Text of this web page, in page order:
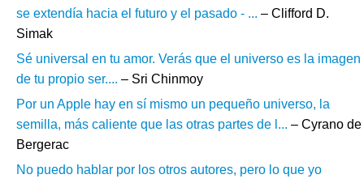
se extendía hacia el futuro y el pasado - ... – Clifford D.
Simak
Sé universal en tu amor. Verás que el universo es la imagen
de tu propio ser.... – Sri Chinmoy
Por un Apple hay en sí mismo un pequeño universo, la
semilla, más caliente que las otras partes de l... – Cyrano de
Bergerac
No puedo hablar por los otros autores, pero lo que yo